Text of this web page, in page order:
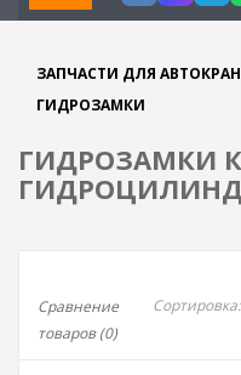
ЗАПЧАСТИ ДЛЯ
ГИДРОЗАМКИ
ГИДРОЗАМКИ
Сравнение
товаров (0)
Сортировка: